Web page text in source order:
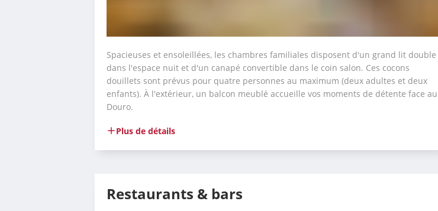
Spacieuses et ensoleillées, les chambres familiales disposent d'un grand lit double
dans l'espace nuit et d'un canapé convertible dans le coin salon. Ces cocons
douillets sont prévus pour quatre personnes au maximum (deux adultes et deux
enfants). À l'extérieur, un balcon meublé accueille vos moments de détente face au
Douro.
Plus de détails
Restaurants & bars